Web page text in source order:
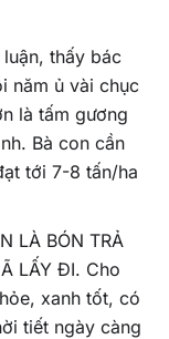
thấy bác
năm ủ vài chục
là tấm gương
Bà con cần
tới 7-8 tấn/ha
LÀ BÓN TRẢ
LẤY ĐI. Cho
xanh tốt, có
tiết ngày càng